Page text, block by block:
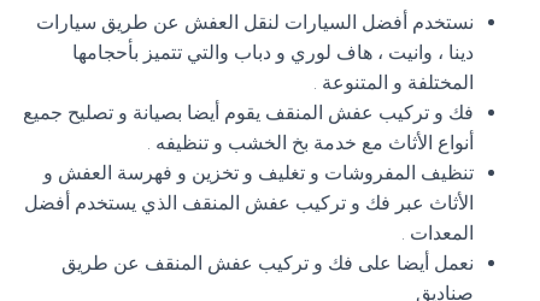
نستخدم أفضل السيارات لنقل العفش عن طريق سيارات
دينا ، وانيت ، هاف لوري و دباب والتي تتميز بأحجامها
المختلفة و المتنوعة .
فك و تركيب عفش المنقف يقوم أيضا بصيانة و تصليح جميع
أنواع الأثاث مع خدمة بخ الخشب و تنظيفه .
تنظيف المفروشات و تغليف و تخزين و فهرسة العفش و
الأثاث عبر فك و تركيب عفش المنقف الذي يستخدم أفضل
المعدات .
نعمل أيضا على فك و تركيب عفش المنقف عن طريق
صناديق